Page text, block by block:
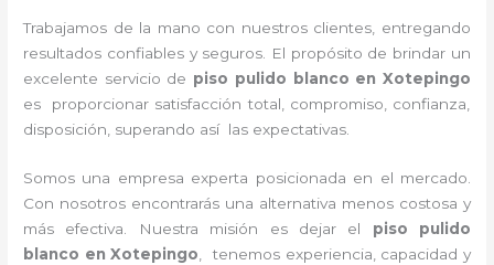
Trabajamos de la mano con nuestros clientes, entregando
resultados confiables y seguros. El propósito de brindar un
excelente servicio de piso pulido blanco en Xotepingo
es proporcionar satisfacción total, compromiso, confianza,
disposición, superando así las expectativas.
Somos una empresa experta posicionada en el mercado.
Con nosotros encontrarás una alternativa menos costosa y
más efectiva. Nuestra misión es dejar el piso pulido
blanco en Xotepingo, tenemos experiencia, capacidad y